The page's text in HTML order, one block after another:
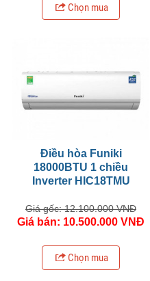
Chọn mua
Điều hòa Funiki
18000BTU 1 chiều
Inverter HIC18TMU
Giá gốc: 12.100.000 VNĐ
Giá bán: 10.500.000 VNĐ
Chọn mua